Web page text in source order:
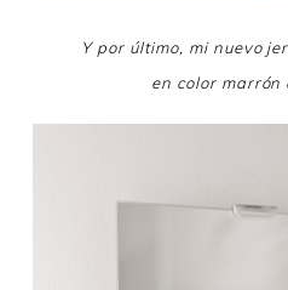
Y por último, mi nuevo
en color marrón